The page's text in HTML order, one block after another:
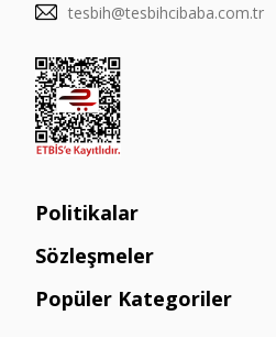
tesbih@tesbihcibaba.com.tr
Politikalar
Sözleşmeler
Popüler Kategoriler